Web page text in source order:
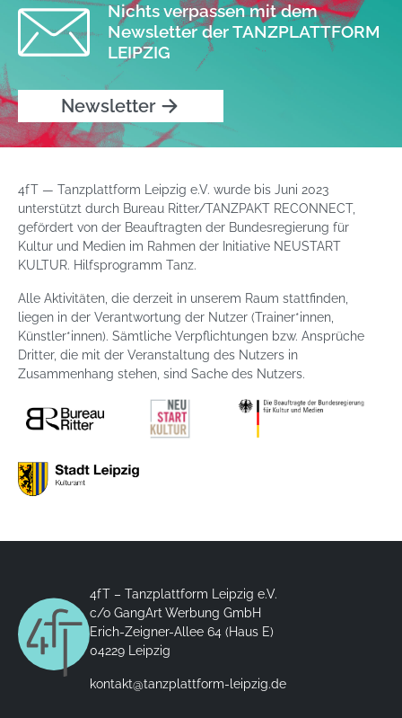
Nichts verpassen mit dem
Newsletter der TANZPLATTFORM
LEIPZIG
Newsletter
4fT — Tanzplattform Leipzig e.V. wurde bis Juni 2023
unterstützt durch Bureau Ritter/TANZPAKT RECONNECT,
gefördert von der Beauftragten der Bundesregierung für
Kultur und Medien im Rahmen der Initiative NEUSTART
KULTUR. Hilfsprogramm Tanz.
Alle Aktivitäten, die derzeit in unserem Raum stattfinden,
liegen in der Verantwortung der Nutzer (Trainer*innen,
Künstler*innen). Sämtliche Verpflichtungen bzw. Ansprüche
Dritter, die mit der Veranstaltung des Nutzers in
Zusammenhang stehen, sind Sache des Nutzers.
4fT – Tanzplattform Leipzig e.V.
c/o GangArt Werbung GmbH
Erich-Zeigner-Allee 64 (Haus E)
04229 Leipzig
kontakt@tanzplattform-leipzig.de